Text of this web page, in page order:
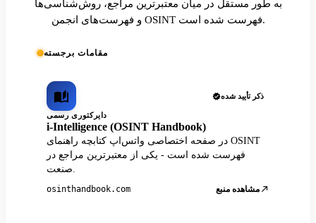
به طور مستقل در میان معتبرترین مراجع، روش‌شناسی‌ها
و فهرست‌های انجمن OSINT فهرست شده است.
مقامات برجسته
ذکر تأیید شده
دایرکتوری رسمی
i-Intelligence (OSINT Handbook)
در صفحه اختصاصی واتس‌اپ کتابچه راهنمای OSINT
فهرست شده است - یکی از معتبرترین مراجع در
صنعت.
osinthandbook.com مشاهده منبع